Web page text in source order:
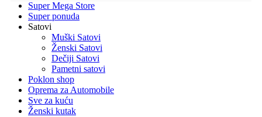
Super Mega Store
Super ponuda
Satovi
Muški Satovi
Ženski Satovi
Dečiji Satovi
Pametni satovi
Poklon shop
Oprema za Automobile
Sve za kuću
Ženski kutak